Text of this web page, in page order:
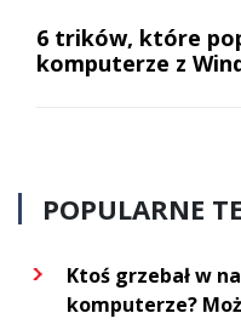
6 trików, które
komputerze z
POPULARNE
Ktoś grzebał w
komputerze?